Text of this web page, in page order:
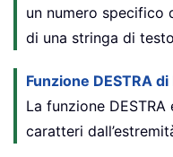
un numero specifico
di una stringa di
Funzione DESTRA di
La funzione
caratteri